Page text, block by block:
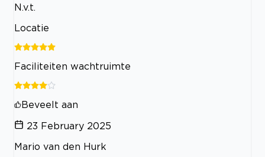
N.v.t.
Locatie
Faciliteiten wachtruimte
Beveelt aan
23 February 2025
Mario van den Hurk